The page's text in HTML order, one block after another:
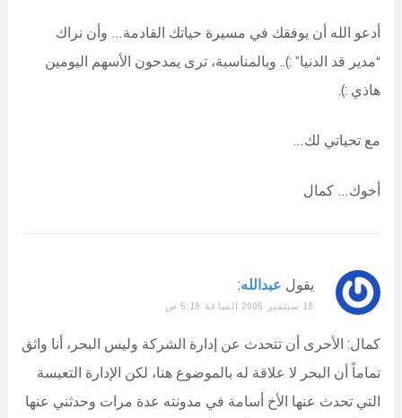
أدعو الله أن يوفقك في مسيرة حياتك القادمة… وأن نراك
“مدير قد الدنيا” :).. وبالمناسبة، ترى يمدحون الأسهم اليومين
هاذي :).
مع تحياتي لك…
أخوك… كمال
يقول عبدالله:
18 سبتمبر 2005 الساعة 5:19 ص
كمال: الأحرى أن تتحدث عن إدارة الشركة وليس البحر، أنا واثق
تماماً أن البحر لا علاقة له بالموضوع هنا، لكن الإدارة التعيسة
التي تحدث عنها الأخ أسامة في مدونته عدة مرات وحدثني عنها